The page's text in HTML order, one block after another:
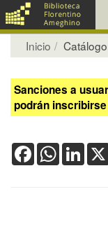
Inicio Catálogo
Sanciones a
podrán
Facebook